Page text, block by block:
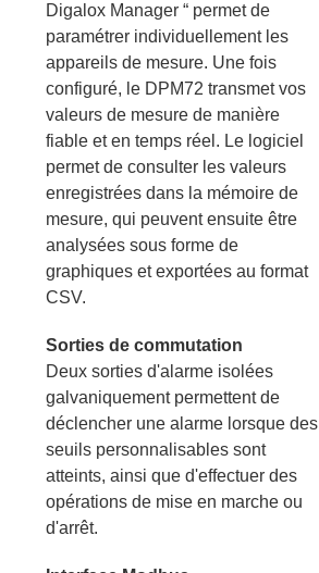
Digalox Manager “ permet de
paramétrer individuellement les
appareils de mesure. Une fois
configuré, le DPM72 transmet vos
valeurs de mesure de manière
fiable et en temps réel. Le logiciel
permet de consulter les valeurs
enregistrées dans la mémoire de
mesure, qui peuvent ensuite être
analysées sous forme de
graphiques et exportées au format
CSV.
Sorties de commutation
Deux sorties d'alarme isolées
galvaniquement permettent de
déclencher une alarme lorsque des
seuils personnalisables sont
atteints, ainsi que d'effectuer des
opérations de mise en marche ou
d'arrêt.